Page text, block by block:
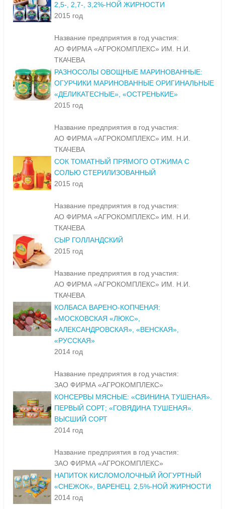
2,5-, 2,7-, 3,2%-НОЙ ЖИРНОСТИ
2015 год
Название предприятия в год участия:
АО ФИРМА «АГРОКОМПЛЕКС» ИМ. Н.И.
ТКАЧЕВА
РАЗНОСОЛЫ ОВОЩНЫЕ МАРИНОВАННЫЕ:
ОГУРЧИКИ МАРИНОВАННЫЕ ОРИГИНАЛЬНЫЕ
«ДЕЛИКАТЕСНЫЕ», «ОСТРЕНЬКИЕ»
2015 год
Название предприятия в год участия:
АО ФИРМА «АГРОКОМПЛЕКС» ИМ. Н.И.
ТКАЧЕВА
СОК ТОМАТНЫЙ ПРЯМОГО ОТЖИМА С
СОЛЬЮ СТЕРИЛИЗОВАННЫЙ
2015 год
Название предприятия в год участия:
АО ФИРМА «АГРОКОМПЛЕКС» ИМ. Н.И.
ТКАЧЕВА
СЫР ГОЛЛАНДСКИЙ
2015 год
Название предприятия в год участия:
АО ФИРМА «АГРОКОМПЛЕКС» ИМ. Н.И.
ТКАЧЕВА
КОЛБАСА ВАРЕНО-КОПЧЕНАЯ:
«МОСКОВСКАЯ «ЛЮКС»,
«АЛЕКСАНДРОВСКАЯ», «ВЕНСКАЯ»,
«РУССКАЯ»
2014 год
Название предприятия в год участия:
ЗАО ФИРМА «АГРОКОМПЛЕКС»
КОНСЕРВЫ МЯСНЫЕ: «СВИНИНА ТУШЕНАЯ».
ПЕРВЫЙ СОРТ; «ГОВЯДИНА ТУШЕНАЯ».
ВЫСШИЙ СОРТ
2014 год
Название предприятия в год участия:
ЗАО ФИРМА «АГРОКОМПЛЕКС»
НАПИТОК КИСЛОМОЛОЧНЫЙ ЙОГУРТНЫЙ
«СНЕЖОК», ВАРЕНЕЦ. 2,5%-НОЙ ЖИРНОСТИ
2014 год